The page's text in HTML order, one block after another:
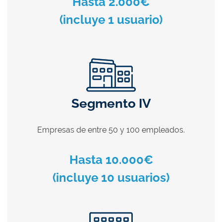
(incluye 1 usuario)
Segmento IV
Empresas de entre 50 y 100 empleados.
Hasta 10.000€
(incluye 10 usuarios)